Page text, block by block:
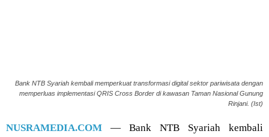
Bank NTB Syariah kembali memperkuat transformasi digital sektor pariwisata dengan
memperluas implementasi QRIS Cross Border di kawasan Taman Nasional Gunung
Rinjani. (Ist)
NUSRAMEDIA.COM — Bank NTB Syariah kembali